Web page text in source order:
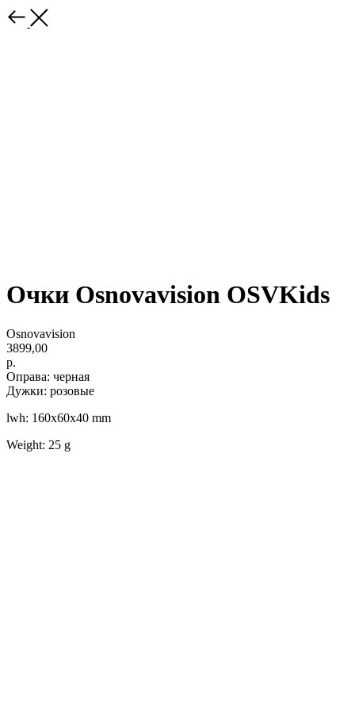
Очки Osnovavision OSVKids
Osnovavision
3899,00
р.
Оправа: черная
Дужки: розовые
lwh: 160x60x40 mm
Weight: 25 g